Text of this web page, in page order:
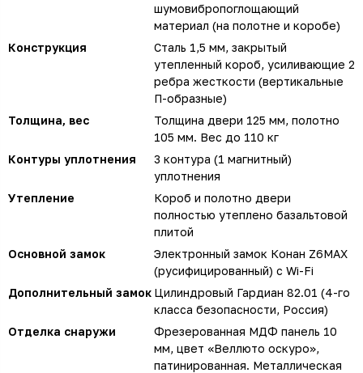
шумовибропоглощающий
материал (на полотне и коробе)
Конструкция
Сталь 1,5 мм, закрытый
утепленный короб, усиливающие 2
ребра жесткости (вертикальные
П-образные)
Толщина, вес
Толщина двери 125 мм, полотно
105 мм. Вес до 110 кг
Контуры уплотнения
3 контура (1 магнитный)
уплотнения
Утепление
Короб и полотно двери
полностью утеплено базальтовой
плитой
Основной замок
Электронный замок Конан Z6MAX
(русифицированный) с Wi-Fi
Дополнительный замок Цилиндровый Гардиан 82.01 (4-го
класса безопасности, Россия)
Отделка снаружи
Фрезерованная МДФ панель 10
мм, цвет «Веллюто оскуро»,
патинированная. Металлическая